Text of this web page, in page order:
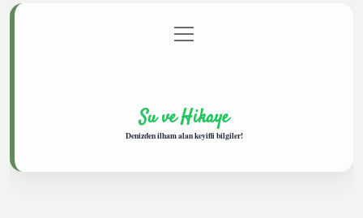
Gizlilik Politikası
menüyü
aç
Su ve Hikaye
Denizden ilham alan keyifli bilgiler!